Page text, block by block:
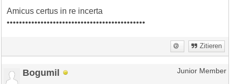
Amicus certus in re incerta
•••••••••••••••••••••••••••••••••••••••••••••
Zitieren
Bogumil Junior Member